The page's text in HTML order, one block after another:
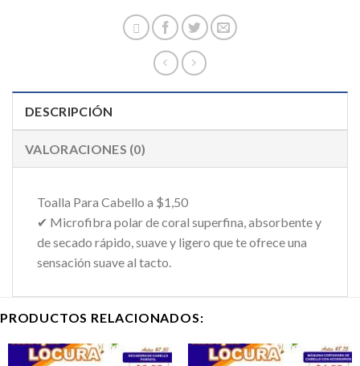
DESCRIPCIÓN
VALORACIONES (0)
Toalla Para Cabello a $1,50
✔ Microfibra polar de coral superfina, absorbente y
de secado rápido, suave y ligero que te ofrece una
sensación suave al tacto.
PRODUCTOS RELACIONADOS: